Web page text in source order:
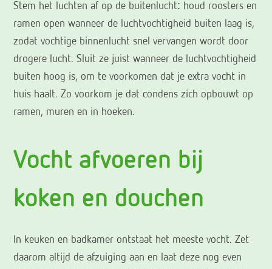
Stem het luchten af op de buitenlucht: houd roosters en
ramen open wanneer de luchtvochtigheid buiten laag is,
zodat vochtige binnenlucht snel vervangen wordt door
drogere lucht. Sluit ze juist wanneer de luchtvochtigheid
buiten hoog is, om te voorkomen dat je extra vocht in
huis haalt. Zo voorkom je dat condens zich opbouwt op
ramen, muren en in hoeken.
Vocht afvoeren bij
koken en douchen
In keuken en badkamer ontstaat het meeste vocht. Zet
daarom altijd de afzuiging aan en laat deze nog even